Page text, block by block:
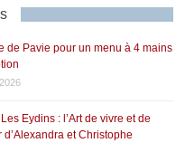
de Pavie pour un menu à 4 mains
Eydins : l’Art de vivre et de
d’Alexandra et Christophe